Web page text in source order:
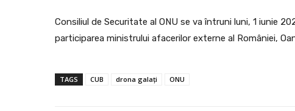
Consiliul de Securitate al ONU se va întruni luni, 1 iunie
participarea ministrului afacerilor externe al României,
TAGS CUB drona galați ONU